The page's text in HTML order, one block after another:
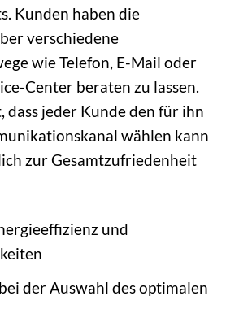
Kunden haben die
verschiedene
wie Telefon, E-Mail oder
Center beraten zu lassen.
dass jeder Kunde den für ihn
wählen kann
zur Gesamtzufriedenheit
und
der Auswahl des optimalen